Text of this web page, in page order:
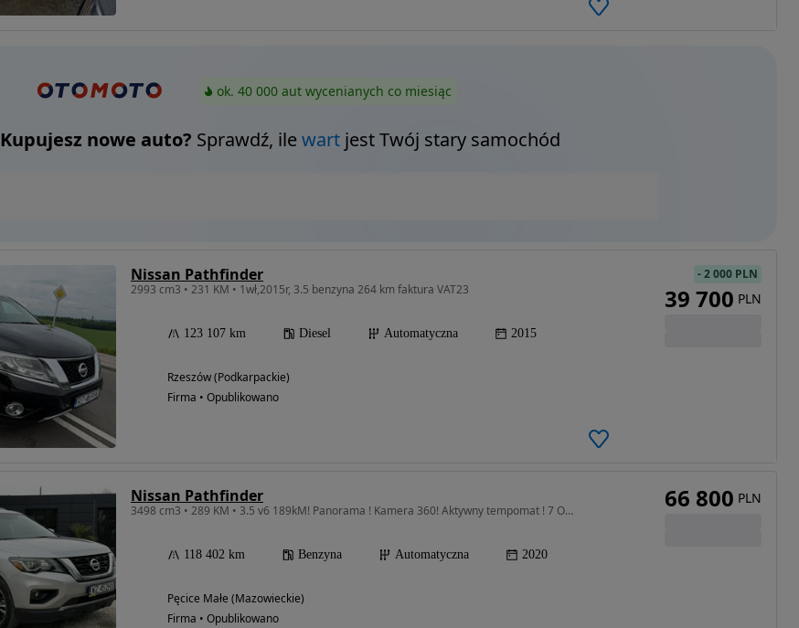
ok. 40 000 aut wycenianych co miesiąc
Kupujesz nowe auto? Sprawdź, ilewartjest Twój stary samochód
Nissan Pathfinder
2993 cm3 • 231 KM • 1wł,2015r, 3.5 benzyna 264 km faktura VAT23
123 107 km Diesel Automatyczna 2015
Rzeszów (Podkarpackie)
Firma • Opublikowano
-2 000 PLN
39 700 PLN
Nissan Pathfinder
3498 cm3 • 289 KM • 3.5 v6 189kM! Panorama ! Kamera 360! Aktywny tempomat ! 7 OS.
118 402 km Benzyna Automatyczna 2020
Pęcice Małe (Mazowieckie)
Firma • Opublikowano
66 800 PLN